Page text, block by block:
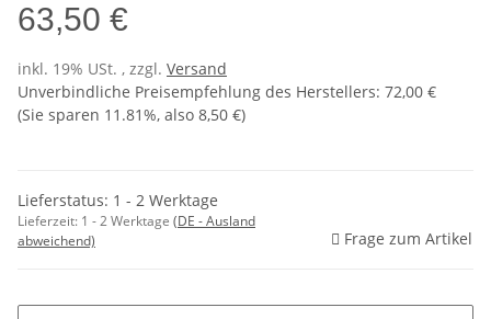
63,50 €
inkl. 19% USt. , zzgl. Versand
Unverbindliche Preisempfehlung des Herstellers: 72,00 €
(Sie sparen 11.81%, also 8,50 €)
Lieferstatus: 1 - 2 Werktage
Lieferzeit: 1 - 2 Werktage (DE - Ausland
abweichend)
Frage zum Artikel